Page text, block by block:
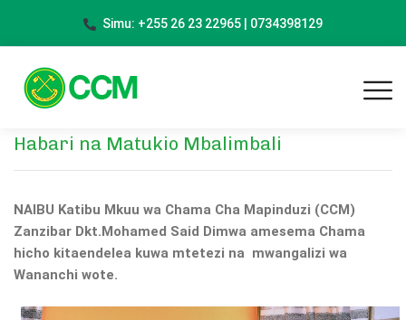
Simu: +255 26 23 22965 | 0734398129
Habari na Matukio Mbalimbali
NAIBU Katibu Mkuu wa Chama Cha Mapinduzi (CCM)
Zanzibar Dkt.Mohamed Said Dimwa amesema Chama
hicho kitaendelea kuwa mtetezi na mwangalizi wa
Wananchi wote.